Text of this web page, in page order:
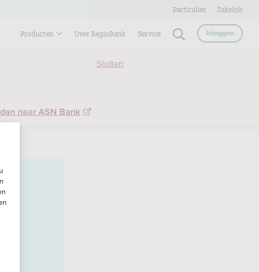
naar ASN Bank
Sluiten
Producten Over RegioBank Service Inloggen
Particulier Zakelijk